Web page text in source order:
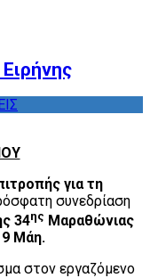
για τη
συνεδρίαση
34ης Μαραθώνιας
Μάη.
στον εργαζόμενο